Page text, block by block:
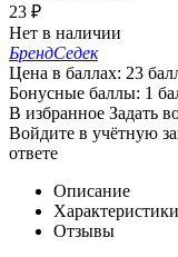
23 ₽
Нет в наличии
БрендСедек
Цена в баллах: 23
Бонусные баллы: 1
В избранное Задать
Войдите в учётную
ответе
Описание
Характеристики
Отзывы